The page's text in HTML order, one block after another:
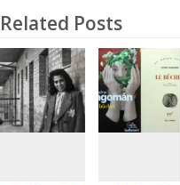
Related Posts